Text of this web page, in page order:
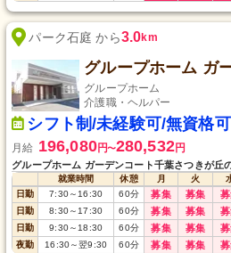
パーク石庭 から3.0km
グループホーム
介護職・ヘルパー
シフト制/未経験可/無資格可
月給 196,080円〜280,532円
グループホーム ガーデンコート千葉さつきが丘
就業時間 休憩 月 火
日勤
7:30～16:30 60分 募集 募集
日勤 8:30～17:30 60分 募集 募集
日勤 9:30～18:30 60分 募集 募集
夜勤 16:30～翌9:30 60分 募集 募集